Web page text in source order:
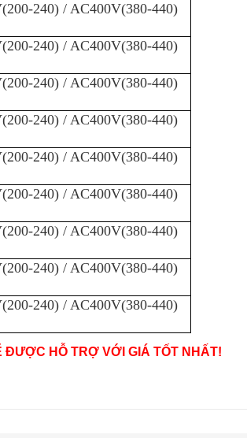
240) / AC400V(380-440)
240) / AC400V(380-440)
240) / AC400V(380-440)
240) / AC400V(380-440)
240) / AC400V(380-440)
240) / AC400V(380-440)
240) / AC400V(380-440)
240) / AC400V(380-440)
240) / AC400V(380-440)
ĐƯỢC HỖ TRỢ VỚI GIÁ TỐT NHẤT!